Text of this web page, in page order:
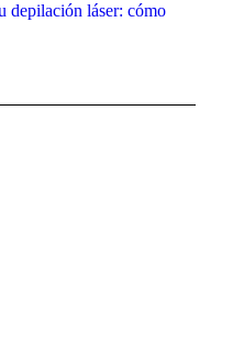
depilación láser: cómo